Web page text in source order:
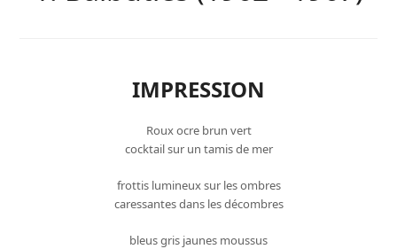
IMPRESSION
Roux ocre brun vert
cocktail sur un tamis de mer
frottis lumineux sur les ombres
caressantes dans les décombres
bleus gris jaunes moussus